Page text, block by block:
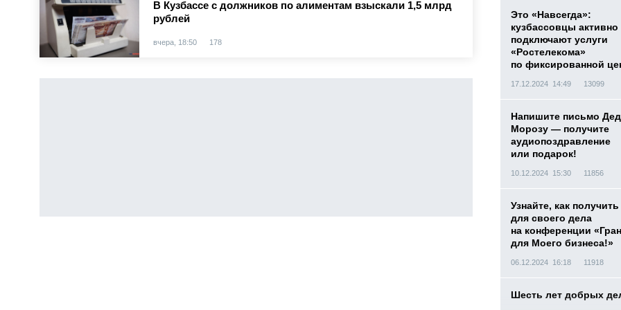
В Кузбассе с должников по алиментам взыскали 1,5 млрд
рублей
вчера, 18:50 178
Это «Навсегда»:
кузбассовцы активно
подключают услуги
«Ростелекома»
по фиксированной
17.12.2024 14:49 13099
Напишите письмо
Морозу — получите
аудиопоздравление
или подарок!
10.12.2024 15:30 11856
Узнайте, как получить
для своего дела
на конференции
для Моего бизнеса!»
06.12.2024 16:18 11918
Шесть лет добрых